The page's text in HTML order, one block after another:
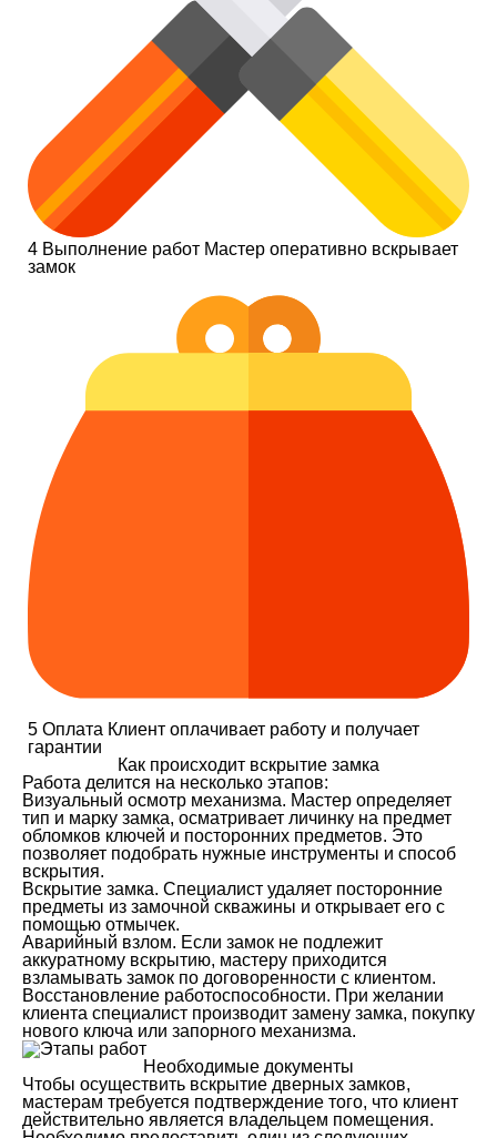
4 Выполнение работ Мастер оперативно вскрывает
замок
5 Оплата Клиент оплачивает работу и получает
гарантии
Как происходит вскрытие замка
Работа делится на несколько этапов:
Визуальный осмотр механизма. Мастер определяет
тип и марку замка, осматривает личинку на предмет
обломков ключей и посторонних предметов. Это
позволяет подобрать нужные инструменты и способ
вскрытия.
Вскрытие замка. Специалист удаляет посторонние
предметы из замочной скважины и открывает его с
помощью отмычек.
Аварийный взлом. Если замок не подлежит
аккуратному вскрытию, мастеру приходится
взламывать замок по договоренности с клиентом.
Восстановление работоспособности. При желании
клиента специалист производит замену замка, покупку
нового ключа или запорного механизма.
Необходимые документы
Чтобы осуществить вскрытие дверных замков,
мастерам требуется подтверждение того, что клиент
действительно является владельцем помещения.